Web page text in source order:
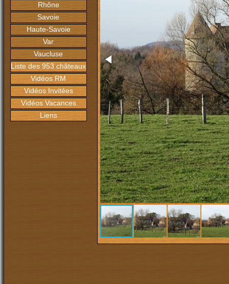
Rhône
Savoie
Haute-Savoie
Var
Vaucluse
Liste des 953 châteaux
Vidéos RM
Vidéos Invitées
Vidéos Vacances
Liens